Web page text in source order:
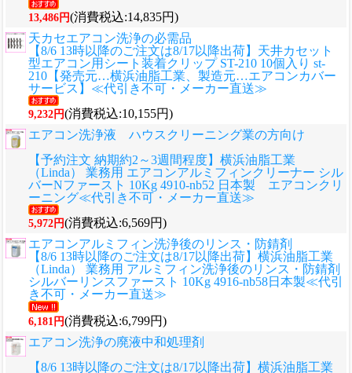
13,486円(消費税込:14,835円)
天カセエアコン洗浄の必需品
【8/6 13時以降のご注文は8/17以降出荷】天井カセット
型エアコン用シート装着クリップ ST-210 10個入り st-
210【発売元…横浜油脂工業、製造元…エアコンカバー
サービス】≪代引き不可・メーカー直送≫
9,232円(消費税込:10,155円)
エアコン洗浄液 ハウスクリーニング業の方向け
【予約注文 納期約2～3週間程度】横浜油脂工業
（Linda） 業務用 エアコンアルミフィンクリーナー シル
バーNファースト 10Kg 4910-nb52 日本製 エアコンクリ
ーニング≪代引き不可・メーカー直送≫
5,972円(消費税込:6,569円)
エアコンアルミフィン洗浄後のリンス・防錆剤
【8/6 13時以降のご注文は8/17以降出荷】横浜油脂工業
（Linda） 業務用 アルミフィン洗浄後のリンス・防錆剤
シルバーリンスファースト 10Kg 4916-nb58日本製≪代引
き不可・メーカー直送≫
6,181円(消費税込:6,799円)
エアコン洗浄の廃液中和処理剤
【8/6 13時以降のご注文は8/17以降出荷】横浜油脂工業